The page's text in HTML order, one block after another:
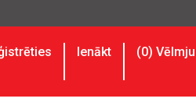
Ienākt (0)